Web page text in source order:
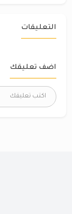
التعليقات
اضف تعليقك